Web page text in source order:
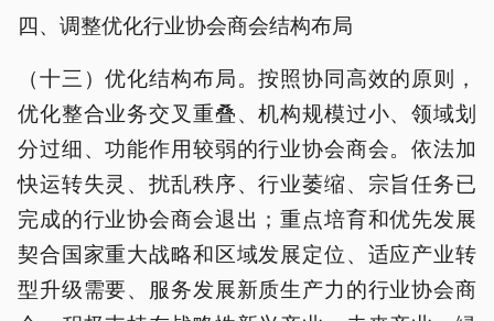
四、调整优化行业协会商会结构布局
（十三）优化结构布局。按照协同高效的原则，
优化整合业务交叉重叠、机构规模过小、领域划
分过细、功能作用较弱的行业协会商会。依法加
快运转失灵、扰乱秩序、行业萎缩、宗旨任务已
完成的行业协会商会退出；重点培育和优先发展
契合国家重大战略和区域发展定位、适应产业转
型升级需要、服务发展新质生产力的行业协会商